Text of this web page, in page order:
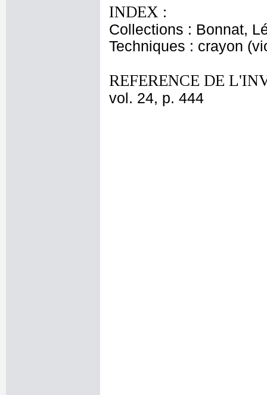
INDEX :
Collections : Bonnat,
Techniques : crayon
REFERENCE DE
vol. 24, p. 444